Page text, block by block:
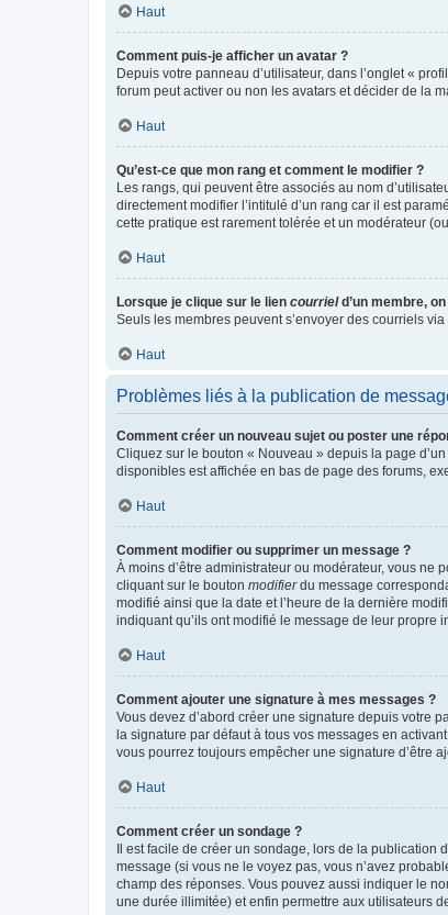
Haut
Comment puis-je afficher un avatar ?
Depuis votre panneau d’utilisateur, dans l’onglet «
forum peut activer ou non les avatars et décider de la
Haut
Qu’est-ce que mon rang et comment le modifier ?
Les rangs, qui peuvent être associés au nom
directement modifier l’intitulé d’un rang car il est
cette pratique est rarement tolérée et un modérateur
Haut
Lorsque je clique sur le lien courrield’un membre,
Seuls les membres peuvent s’envoyer des courriels
Haut
Problèmes liés à la publication de
Comment créer un nouveau sujet ou poster une
Cliquez sur le bouton « Nouveau » depuis la page
disponibles est affichée en bas de page des forums,
Haut
Comment modifier ou supprimer un message ?
À moins d’être administrateur ou modérateur, vous
cliquant sur le bouton modifierdu message
modifié ainsi que la date et l’heure de la dernière
indiquant qu’ils ont modifié le message de leur propre
Haut
Comment ajouter une signature à mes messages ?
Vous devez d’abord créer une signature depuis votre
la signature par défaut à tous vos messages en
vous pourrez toujours empêcher une signature d’être
Haut
Comment créer un sondage ?
Il est facile de créer un sondage, lors de la publication
message (si vous ne le voyez pas, vous n’avez
champ des réponses. Vous pouvez aussi indiquer le
une durée illimitée) et enfin permettre aux utilisateurs